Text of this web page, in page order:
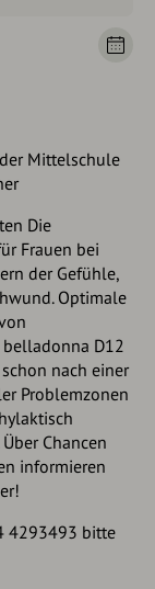
Mittelschule
Die
Frauen bei
der Gefühle,
Optimale
D12
nach einer
Problemzonen
Chancen
informieren
4293493 bitte